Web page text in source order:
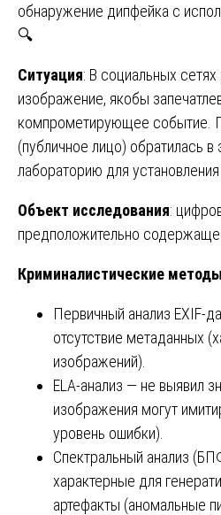
обнаружение дипфейка с
🔍
Ситуация: В социальных
изображение, якобы
компрометирующее событие.
(публичное лицо) обратилась в
лабораторию для установления
Объект исследования:
предположительно
Криминалистические методы
Первичный анализ EXIF-
отсутствие метаданных
изображений).
ELA-анализ — не выявил
изображения могут
уровень ошибки).
Спектральный анализ
характерные для
артефакты (аномальные